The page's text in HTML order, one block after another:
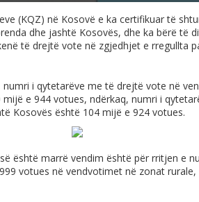
(KQZ) në Kosovë e ka certifikuar të
dhe jashtë Kosovës, dhe ka bërë të
të drejtë vote në zgjedhjet e rregullta
numri i qytetarëve me të drejtë vote në
e 944 votues, ndërkaq, numri i
Kosovës është 104 mijë e 924 votues.
është marrë vendim është për rritjen e
votues në vendvotimet në zonat